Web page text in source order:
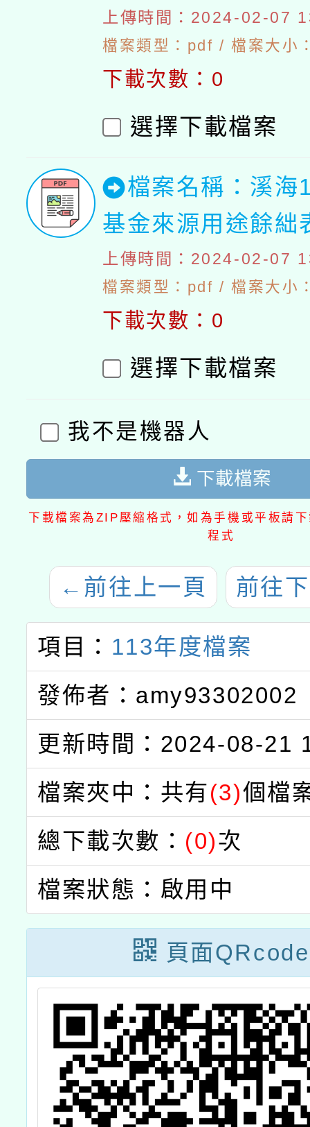
上傳時間：2024-02-07
檔案類型：pdf / 檔案大小
下載次數：0
選擇下載檔案
檔案名稱：溪海
基金來源用途餘
上傳時間：2024-02-07
檔案類型：pdf / 檔案大小
下載次數：0
選擇下載檔案
我不是機器人
下載檔案
下載檔案為ZIP壓縮格式，如為手機或平板請
程式
← 前往上一頁 前往
項目： 113年度檔案
發佈者：amy93302002
更新時間：2024-08-21
檔案夾中：共有(3)個檔
總下載次數： (0)次
檔案狀態：啟用中
頁面QRcode